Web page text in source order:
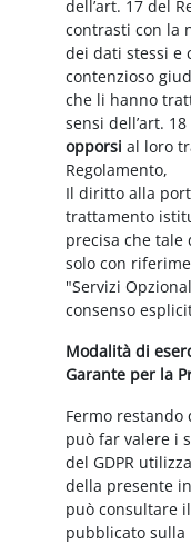
dell’art. 17 del
contrasti con la
dei dati stessi e
contenzioso
che li hanno
sensi dell’art.
opporsi al loro
Regolamento,
Il diritto alla
trattamento
precisa che
solo con
"Servizi
consenso
Modalità di
Garante per la
Fermo restando
può far valere i
del GDPR
della presente
può consultare
pubblicato sulla